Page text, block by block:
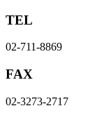
TEL
02-711-8869
FAX
02-3273-2717